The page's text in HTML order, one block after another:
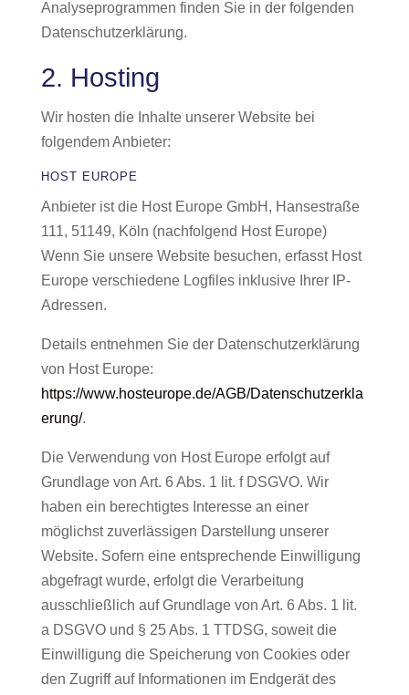
Analyseprogrammen finden Sie in der folgenden
Datenschutzerklärung.
2. Hosting
Wir hosten die Inhalte unserer Website bei
folgendem Anbieter:
HOST EUROPE
Anbieter ist die Host Europe GmbH, Hansestraße
111, 51149, Köln (nachfolgend Host Europe)
Wenn Sie unsere Website besuchen, erfasst Host
Europe verschiedene Logfiles inklusive Ihrer IP-
Adressen.
Details entnehmen Sie der Datenschutzerklärung
von Host Europe:
https://www.hosteurope.de/AGB/Datenschutzerkla
erung/.
Die Verwendung von Host Europe erfolgt auf
Grundlage von Art. 6 Abs. 1 lit. f DSGVO. Wir
haben ein berechtigtes Interesse an einer
möglichst zuverlässigen Darstellung unserer
Website. Sofern eine entsprechende Einwilligung
abgefragt wurde, erfolgt die Verarbeitung
ausschließlich auf Grundlage von Art. 6 Abs. 1 lit.
a DSGVO und § 25 Abs. 1 TTDSG, soweit die
Einwilligung die Speicherung von Cookies oder
den Zugriff auf Informationen im Endgerät des